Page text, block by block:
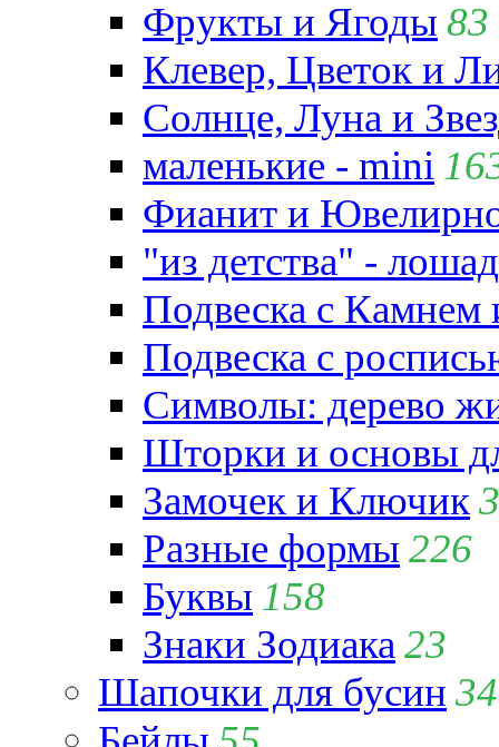
Фрукты и Ягоды 83
Клевер, Цветок и
Солнце, Луна и
маленькие - mini
Фианит и
"из детства" -
Подвеска с
Подвеска с
Символы: дерево
Шторки и основы
Замочек и Ключик
Разные формы 226
Буквы 158
Знаки Зодиака 23
Шапочки для бусин 34